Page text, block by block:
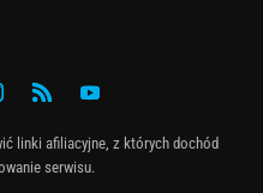
linki afiliacyjne, z których dochód
serwisu.